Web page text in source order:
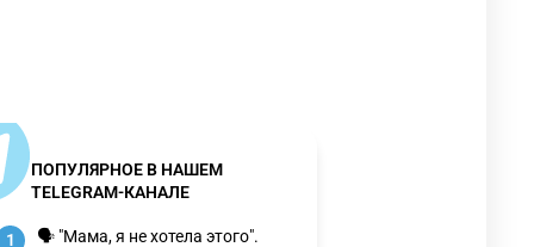
ПОПУЛЯРНОЕ В НАШЕМ
TELEGRAM-КАНАЛЕ
1
🗣 "Мама, я не хотела этого".